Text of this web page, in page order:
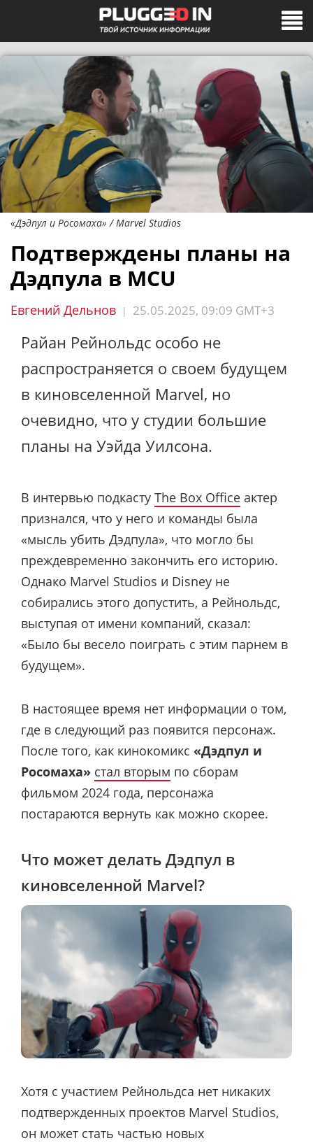
«Дэдпул и Росомаха» / Marvel Studios
Подтверждены планы на
Дэдпула в MCU
Евгений Дельнов | 25.05.2025, 09:09 GMT+3
Райан Рейнольдс особо не
распространяется о своем будущем
в киновселенной Marvel, но
очевидно, что у студии большие
планы на Уэйда Уилсона.
В интервью подкасту The Box Office актер
признался, что у него и команды была
«мысль убить Дэдпула», что могло бы
преждевременно закончить его историю.
Однако Marvel Studios и Disney не
собирались этого допустить, а Рейнольдс,
выступая от имени компаний, сказал:
«Было бы весело поиграть с этим парнем в
будущем».
В настоящее время нет информации о том,
где в следующий раз появится персонаж.
После того, как кинокомикс «Дэдпул и
Росомаха» стал вторым по сборам
фильмом 2024 года, персонажа
постараются вернуть как можно скорее.
Что может делать Дэдпул в
киновселенной Marvel?
Хотя с участием Рейнольдса нет никаких
подтвержденных проектов Marvel Studios,
он может стать частью новых